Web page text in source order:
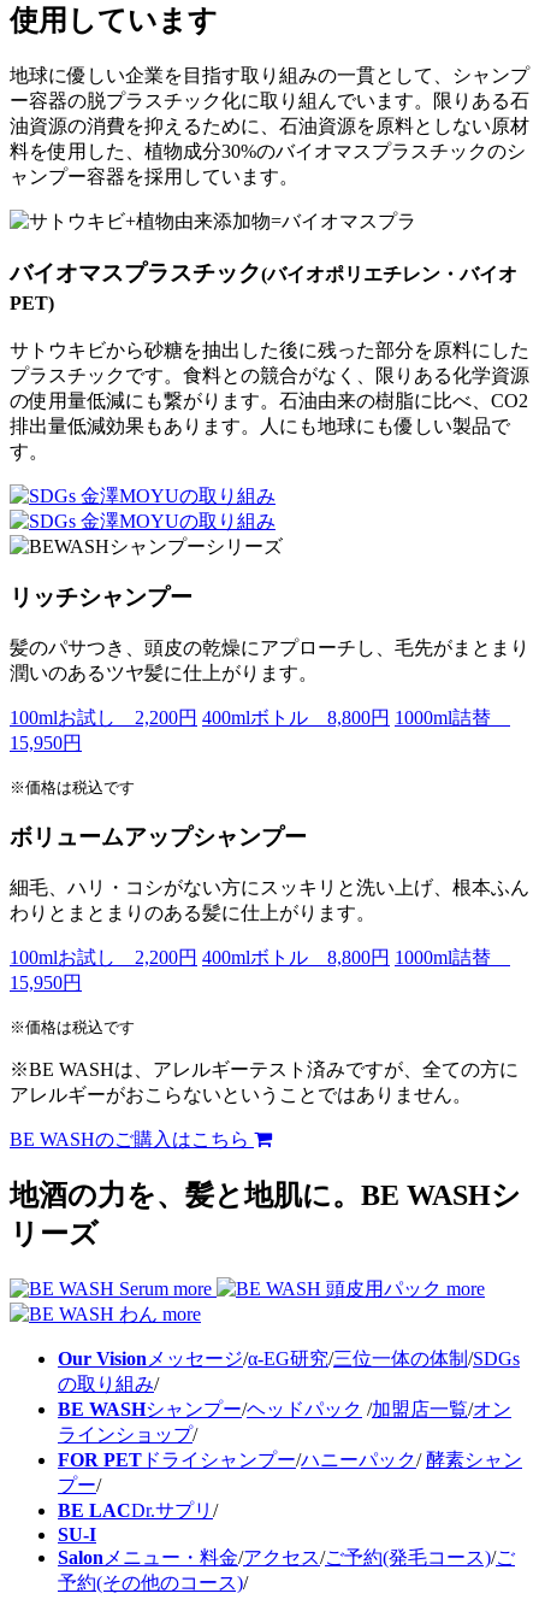
使用しています
地球に優しい企業を目指す取り組みの一貫として、シャンプ
ー容器の脱プラスチック化に取り組んでいます。限りある石
油資源の消費を抑えるために、石油資源を原料としない原材
料を使用した、植物成分30%のバイオマスプラスチックのシ
ャンプー容器を採用しています。
バイオマスプラスチック(バイオポリエチレン・バイオ
PET)
サトウキビから砂糖を抽出した後に残った部分を原料にした
プラスチックです。食料との競合がなく、限りある化学資源
の使用量低減にも繋がります。石油由来の樹脂に比べ、CO2
排出量低減効果もあります。人にも地球にも優しい製品で
す。
リッチシャンプー
髪のパサつき、頭皮の乾燥にアプローチし、毛先がまとまり
潤いのあるツヤ髪に仕上がります。
100mlお試し 2,200円 400mlボトル 8,800円 1000ml詰替
15,950円
※価格は税込です
ボリュームアップシャンプー
細毛、ハリ・コシがない方にスッキリと洗い上げ、根本ふん
わりとまとまりのある髪に仕上がります。
100mlお試し 2,200円 400mlボトル 8,800円 1000ml詰替
15,950円
※価格は税込です
※BE WASHは、アレルギーテスト済みですが、全ての方に
アレルギーがおこらないということではありません。
BE WASHのご購入はこちら
地酒の力を、髪と地肌に。 BE WASHシ
リーズ
more
more
more
Our Vision メッセージ/α-EG研究/三位一体の体制 /SDGs
の取り組み/
BE WASHシャンプー/ヘッドパック /加盟店一覧/オン
ラインショップ/
FOR PET ドライシャンプー/ハニーパック/酵素シャン
プー/
BE LACDr.サプリ /
SU-I
Salon メニュー・料金/アクセス/ご予約(発毛コース)/ご
予約(その他のコース)/